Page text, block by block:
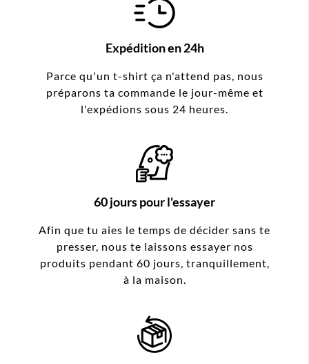
Expédition en 24h
Parce qu'un t-shirt ça n'attend pas, nous
préparons ta commande le jour-même et
l'expédions sous 24 heures.
60 jours pour l'essayer
Afin que tu aies le temps de décider sans te
presser, nous te laissons essayer nos
produits pendant 60 jours, tranquillement,
à la maison.